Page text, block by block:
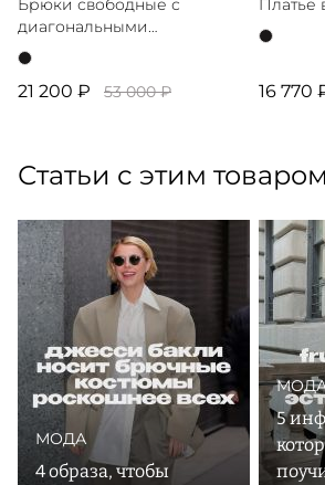
Брюки свободные с
диагональными
отстрочками
21 200 ₽ 53 000 ₽
Платье
16 770
Статьи с этим товаром
МОДА
4 образа, чтобы
5